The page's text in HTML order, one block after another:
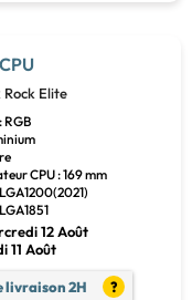
Elite
RGB
CPU : 169 mm
12 Août
11 Août
livraison 2H ?